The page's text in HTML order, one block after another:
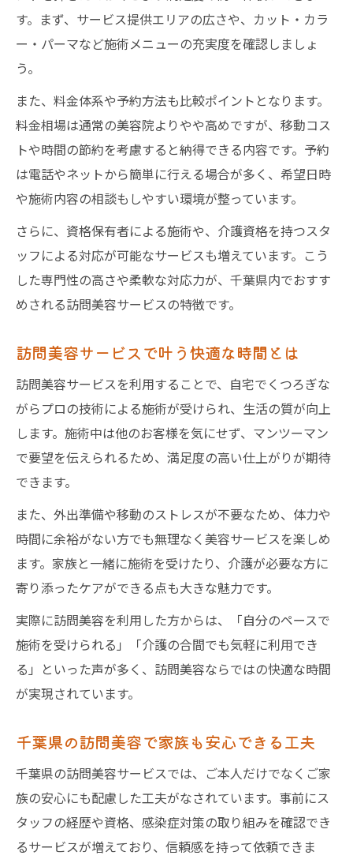
す。まず、サービス提供エリアの広さや、カット・カラ
ー・パーマなど施術メニューの充実度を確認しましょ
う。
また、料金体系や予約方法も比較ポイントとなります。
料金相場は通常の美容院よりやや高めですが、移動コス
トや時間の節約を考慮すると納得できる内容です。予約
は電話やネットから簡単に行える場合が多く、希望日時
や施術内容の相談もしやすい環境が整っています。
さらに、資格保有者による施術や、介護資格を持つスタ
ッフによる対応が可能なサービスも増えています。こう
した専門性の高さや柔軟な対応力が、千葉県内でおすす
めされる訪問美容サービスの特徴です。
訪問美容サービスで叶う快適な時間とは
訪問美容サービスを利用することで、自宅でくつろぎな
がらプロの技術による施術が受けられ、生活の質が向上
します。施術中は他のお客様を気にせず、マンツーマン
で要望を伝えられるため、満足度の高い仕上がりが期待
できます。
また、外出準備や移動のストレスが不要なため、体力や
時間に余裕がない方でも無理なく美容サービスを楽しめ
ます。家族と一緒に施術を受けたり、介護が必要な方に
寄り添ったケアができる点も大きな魅力です。
実際に訪問美容を利用した方からは、「自分のペースで
施術を受けられる」「介護の合間でも気軽に利用でき
る」といった声が多く、訪問美容ならではの快適な時間
が実現されています。
千葉県の訪問美容で家族も安心できる工夫
千葉県の訪問美容サービスでは、ご本人だけでなくご家
族の安心にも配慮した工夫がなされています。事前にス
タッフの経歴や資格、感染症対策の取り組みを確認でき
るサービスが増えており、信頼感を持って依頼できま